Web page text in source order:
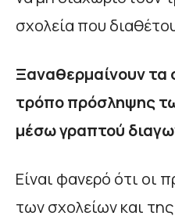
σχολεία που
Ξαναθερμαίνουν τα
τρόπο πρόσληψης
μέσω γραπτού
Είναι φανερό ότι οι
των σχολείων και